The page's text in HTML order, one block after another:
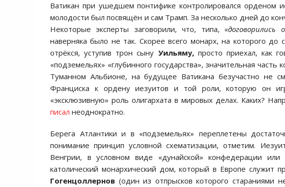
Ватикан при ушедшем понтифике контролировался орденом
молодости был посвящён и сам Трамп. За несколько дней до
Некоторые эксперты заговорили, что, типа,«договорились
наверняка было не так. Скорее всего монарх, на которого
отрёкся, уступив трон сыну Уильяму,просто приехал, как
«подземельях» «глубинного государства», значительная
Туманном Альбионе, на будущее Ватикана безучастно не
Франциска к ордену иезуитов и той роли, которую он
«эксклюзивную» роль олигархата в мировых делах. Каких?
писал неоднократно.
Берега Атлантики и в «подземельях» переплетены
понимание принцип условной схематизации, отметим.
Венгрии, в условном виде «дунайской» конфедерации
католический монархический дом, который в Европе служит
Гогенцоллернов (один из отпрысков которого стараниями